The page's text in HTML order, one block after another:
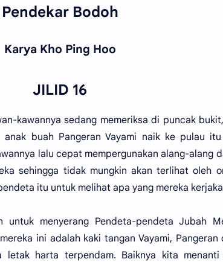
Pendekar Bodoh
Karya Kho Ping Hoo
JILID 16
kawannya sedang memeriksa di puncak
buah Pangeran Vayami naik ke pulau
lalu cepat mempergunakan alang-alang
sehingga tidak mungkin akan terlihat oleh
itu untuk melihat apa yang mereka
untuk menyerang Pendeta-pendeta Jubah
ini adalah kaki tangan Vayami,
harta terpendam. Baiknya kita menanti